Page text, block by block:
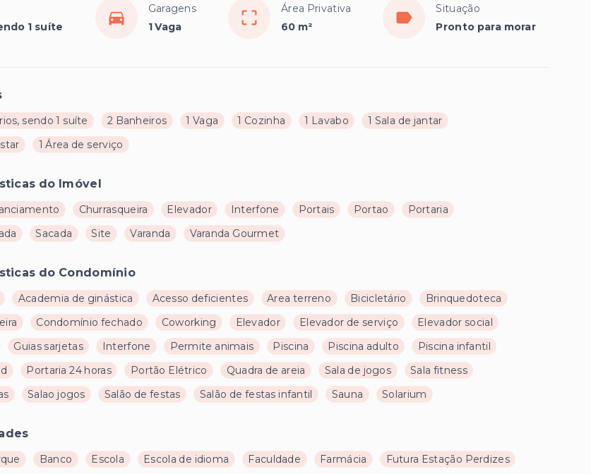
1 suíte
Garagens
1 Vaga
Área Privativa
60 m²
Situação
Pronto para morar
sendo 1 suíte 2 Banheiros 1 Vaga 1 Cozinha 1 Lavabo
1 Sala de jantar
1 Área de serviço
do Imóvel
Churrasqueira Elevador Interfone Portais Portao
Portaria
Sacada Site Varanda Varanda Gourmet
do Condomínio
Academia de ginástica Acesso deficientes Area terreno Bicicletário
Brinquedoteca
Condomínio fechado Coworking Elevador Elevador de serviço
Elevador social
Guias sarjetas Interfone Permite animais Piscina Piscina adulto
Piscina infantil
Portaria 24 horas Portão Elétrico Quadra de areia Sala de jogos
Sala fitness
Salao jogos Salão de festas Salão de festas infantil Sauna Solarium
Banco Escola Escola de idioma Faculdade Farmácia
Futura Estação Perdizes